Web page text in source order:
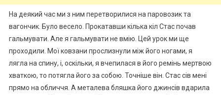
На деякий час ми з ним перетворилися на паровозик та
вагончик. Було весело. Прокатавши кілька кіл Стас почав
гальмувати. Але я гальмувати не вмію. Цей урок ми ще
проходили. Мої ковзани прослизнули між його ногами, я
лягла на спину, і, оскільки, я вчепилася в його ремінь мертвою
хваткою, то потягла його за собою. Точніше він. Стас сів мені
прямо на обличчя. А металева бляшка його джинсів вдарила